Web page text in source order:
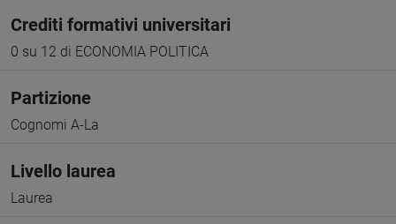
Crediti formativi universitari
0 su 12 di ECONOMIA POLITICA
Partizione
Cognomi A-La
Livello laurea
Laurea